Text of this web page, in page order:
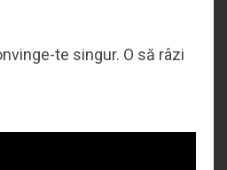
te singur. O să râzi